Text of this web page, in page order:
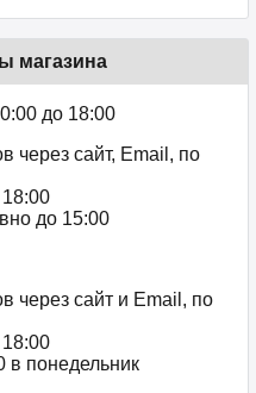
магазина
до 18:00
через сайт, Email, по
до 15:00
через сайт и Email, по
в понедельник